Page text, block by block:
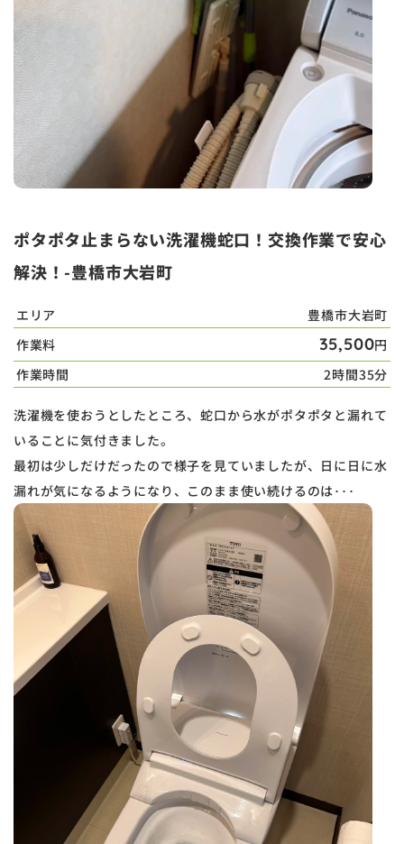
ポタポタ止まらない洗濯機蛇口！交換作業で安心
解決！-豊橋市大岩町
エリア
豊橋市大岩町
作業料
35,500円
作業時間
2時間35分
洗濯機を使おうとしたところ、蛇口から水がポタポタと漏れて
いることに気付きました。
最初は少しだけだったので様子を見ていましたが、日に日に水
漏れが気になるようになり、このまま使い続けるのは･･･